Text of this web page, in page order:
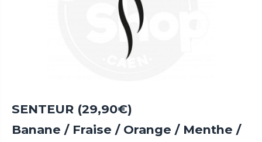
SENTEUR (29,90€)
Banane / Fraise / Orange / Menthe /